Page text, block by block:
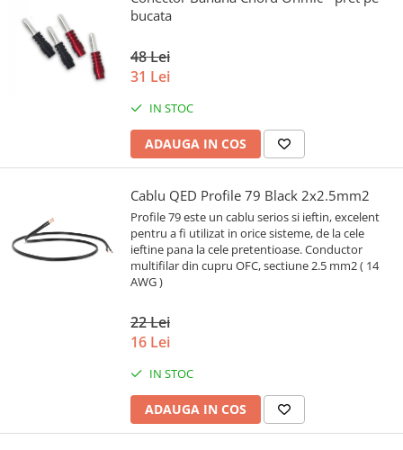
bucata
48 Lei
31 Lei
IN STOC
ADAUGA IN COS
Cablu QED Profile 79 Black 2x2.5mm2
Profile 79 este un cablu serios si ieftin, excelent
pentru a fi utilizat in orice sisteme, de la cele
ieftine pana la cele pretentioase. Conductor
multifilar din cupru OFC, sectiune 2.5 mm2 ( 14
AWG )
22 Lei
16 Lei
IN STOC
ADAUGA IN COS